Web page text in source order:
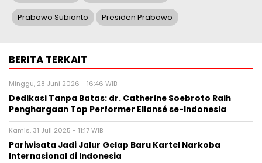
Prabowo Subianto Presiden Prabowo
BERITA TERKAIT
Minggu, 28 Juni 2026 - 16:46 WIB
Dedikasi Tanpa Batas: dr. Catherine Soebroto Raih
Penghargaan Top Performer Ellansé se-Indonesia
Kamis, 31 Juli 2025 - 11:17 WIB
Pariwisata Jadi Jalur Gelap Baru Kartel Narkoba
Internasional di Indonesia